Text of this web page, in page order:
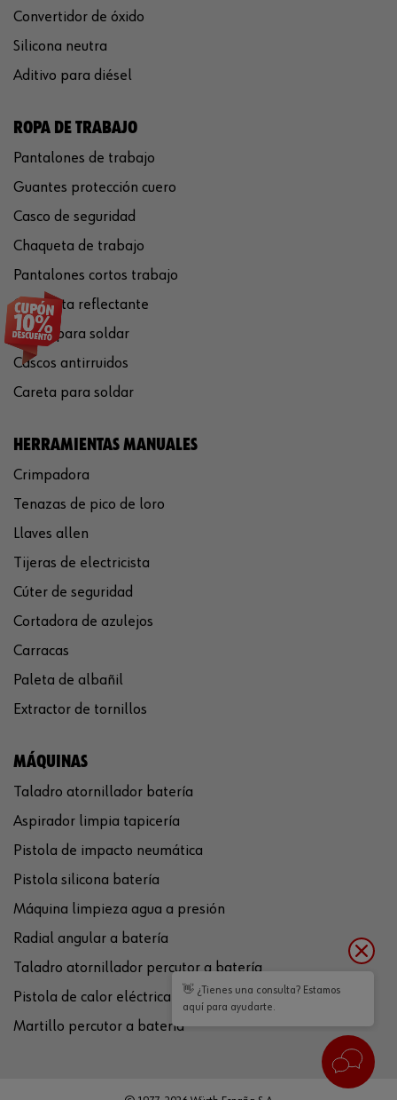
Convertidor de óxido
Silicona neutra
Aditivo para diésel
ROPA DE TRABAJO
Pantalones de trabajo
Guantes protección cuero
Casco de seguridad
Chaqueta de trabajo
Pantalones cortos trabajo
Chaqueta reflectante
Gafas para soldar
Cascos antirruidos
Careta para soldar
HERRAMIENTAS MANUALES
Crimpadora
Tenazas de pico de loro
Llaves allen
Tijeras de electricista
Cúter de seguridad
Cortadora de azulejos
Carracas
Paleta de albañil
Extractor de tornillos
MÁQUINAS
Taladro atornillador batería
Aspirador limpia tapicería
Pistola de impacto neumática
Pistola silicona batería
Máquina limpieza agua a presión
Radial angular a batería
Taladro atornillador percutor a batería
Pistola de calor eléctrica
Martillo percutor a batería
👋 ¿Tienes una consulta? Estamos
aquí para ayudarte.